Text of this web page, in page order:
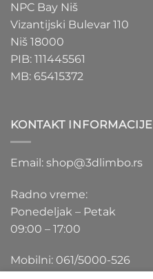
NPC Bay Niš
Vizantijski Bulevar 110
Niš 18000
PIB: 111445561
MB: 65415372
KONTAKT INFORMACIJE
Email: shop@3dlimbo.rs
Radno vreme:
Ponedeljak – Petak
09:00 – 17:00
Mobilni: 061/5000-526